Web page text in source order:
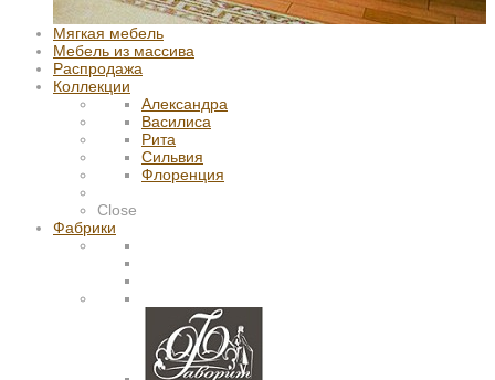
Мягкая мебель
Мебель из массива
Распродажа
Коллекции
Александра
Василиса
Рита
Сильвия
Флоренция
Close
Фабрики